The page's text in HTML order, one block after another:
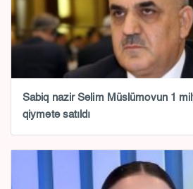
Sabiq nazir Səlim Müslümovun 1
qiymətə satıldı